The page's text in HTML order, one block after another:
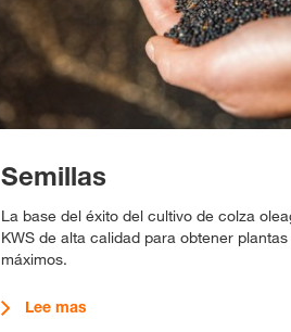
Semillas
La base del éxito del cultivo de colza
KWS de alta calidad para obtener
máximos.
Lee mas